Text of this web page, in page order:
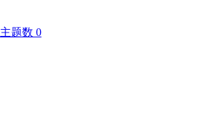
主题数 0